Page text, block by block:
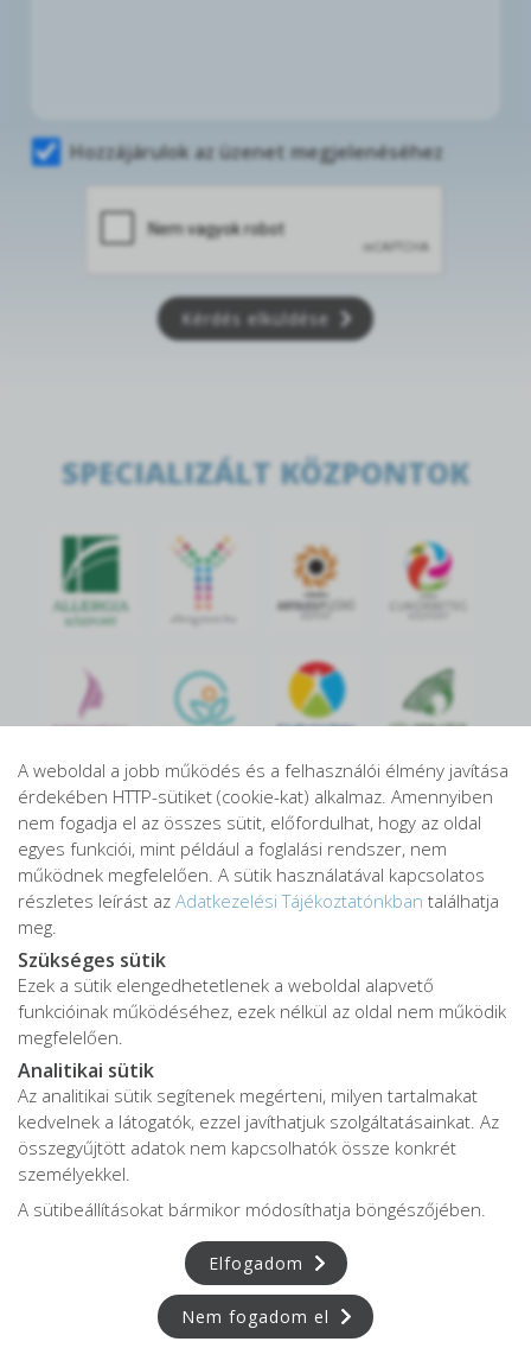
Hozzájárulok az üzenet megjelenéséhez
Kérdés elküldése
SPECIALIZÁLT KÖZPONTOK
IMMUN
KÖZPONT
jó
Központ
SPORTO RVOSI
A weboldal a jobb működés és a felhasználói élmény javítása
érdekében HTTP-sütiket (cookie-kat) alkalmaz. Amennyiben
nem fogadja el az összes sütit, előfordulhat, hogy az oldal
egyes funkciói, mint például a foglalási rendszer, nem
működnek megfelelően. A sütik használatával kapcsolatos
részletes leírást az Adatkezelési Tájékoztatónkban találhatja
meg.
Szükséges sütik
Ezek a sütik elengedhetetlenek a weboldal alapvető
funkcióinak működéséhez, ezek nélkül az oldal nem működik
megfelelően.
Analitikai sütik
Az analitikai sütik segítenek megérteni, milyen tartalmakat
kedvelnek a látogatók, ezzel javíthatjuk szolgáltatásainkat. Az
összegyűjtött adatok nem kapcsolhatók össze konkrét
személyekkel.
A sütibeállításokat bármikor módosíthatja böngészőjében.
Elfogadom
Nem fogadom el